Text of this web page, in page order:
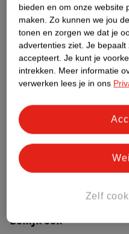
Productinformatie
Etiketinformatie
Nature Impact Score
Impact
Meer
Bestel &
Bekijk ook
bieden en om onze website
maken. Zo kunnen we jou
tonen en zorgen we dat je
advertenties ziet. Je bepaalt
accepteert. Je kunt je
intrekken. Meer informatie
verwerken lees je in ons
Zelf